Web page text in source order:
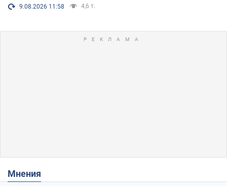
9.08.2026 11:58 4,6 т.
Мнения